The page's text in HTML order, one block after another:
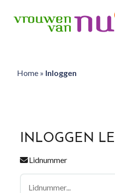
Home» Inloggen
INLOGGEN
Lidnummer